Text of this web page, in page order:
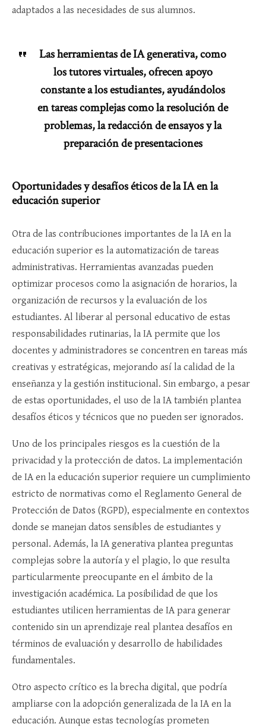
adaptados a las necesidades de sus alumnos.
Las herramientas de IA generativa, como
los tutores virtuales, ofrecen apoyo
constante a los estudiantes, ayudándolos
en tareas complejas como la resolución de
problemas, la redacción de ensayos y la
preparación de presentaciones
Oportunidades y desafíos éticosde la IA en la
educación superior
Otra de las contribuciones importantes de la IA en la
educación superior es la automatización de tareas
administrativas. Herramientas avanzadas pueden
optimizar procesos como la asignación de horarios, la
organización de recursos y la evaluación de los
estudiantes. Al liberar al personal educativo de estas
responsabilidades rutinarias, la IA permite que los
docentes y administradores se concentren en tareas más
creativas y estratégicas, mejorando así la calidad de la
enseñanza y la gestión institucional. Sin embargo, a pesar
de estas oportunidades, el uso de la IA también plantea
desafíos éticos y técnicos que no pueden ser ignorados.
Uno de los principales riesgos es la cuestión de la
privacidad y la protección de datos. La implementación
de IA en la educación superior requiere un cumplimiento
estricto de normativas como el Reglamento General de
Protección de Datos (RGPD), especialmente en contextos
donde se manejan datos sensibles de estudiantes y
personal. Además, la IA generativa plantea preguntas
complejas sobre la autoría y el plagio, lo que resulta
particularmente preocupante en el ámbito de la
investigación académica. La posibilidad de que los
estudiantes utilicen herramientas de IA para generar
contenido sin un aprendizaje real plantea desafíos en
términos de evaluación y desarrollo de habilidades
fundamentales.
Otro aspecto crítico es la brecha digital, que podría
ampliarse con la adopción generalizada de la IA en la
educación. Aunque estas tecnologías prometen